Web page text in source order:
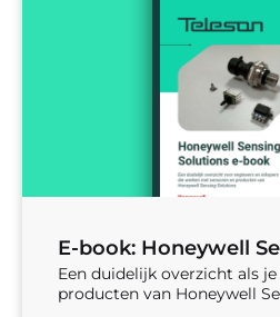
E-book: Honeywell
Een duidelijk overzicht als
producten van Honeywell